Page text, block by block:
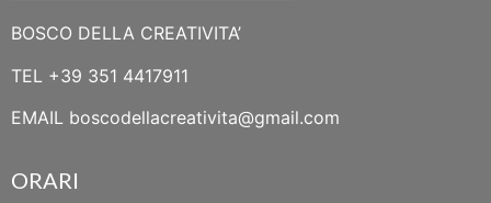
BOSCO DELLA CREATIVITA’
TEL +39 351 4417911
EMAIL boscodellacreativita@gmail.com
ORARI